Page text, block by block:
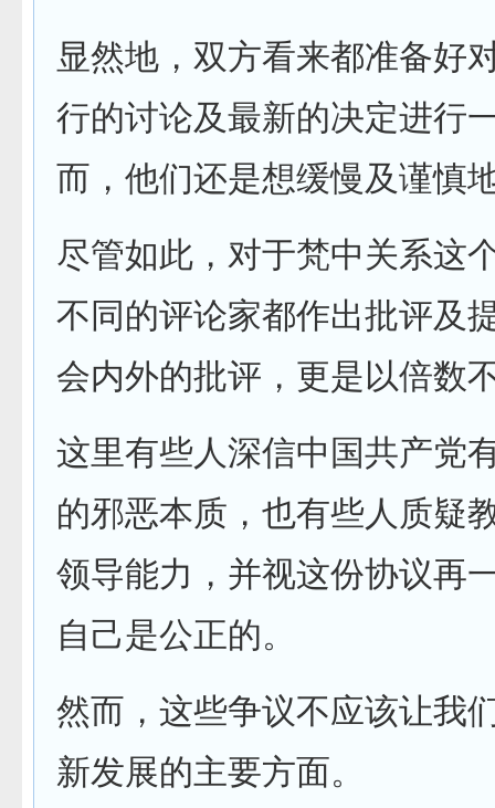
显然地，双方看来都准备好
行的讨论及最新的决定进行
而，他们还是想缓慢及谨慎
尽管如此，对于梵中关系这
不同的评论家都作出批评及
会内外的批评，更是以倍数
这里有些人深信中国共产党
的邪恶本质，也有些人质疑
领导能力，并视这份协议再
自己是公正的。
然而，这些争议不应该让我
新发展的主要方面。